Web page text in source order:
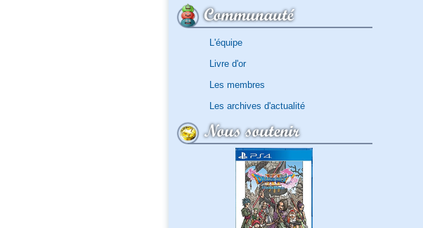
Communauté
L'équipe
Livre d'or
Les membres
Les archives d'actualité
Nous soutenir